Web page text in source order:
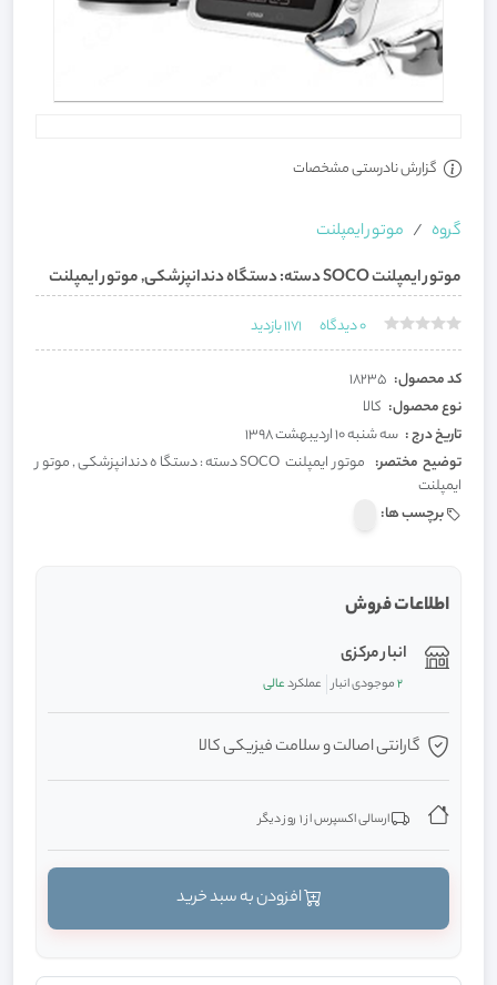
گزارش نادرستی مشخصات
گروه
موتور ایمپلنت
موتور ایمپلنت SOCO دسته: دستگاه دندانپزشکی, موتور ایمپلنت
0دیدگاه 1171بازدید
کد محصول: 18235
نوع محصول: کالا
تاریخ درج : سه شنبه 10 اردیبهشت 1398
توضیح مختصر:
موتور ایمپلنت SOCO دسته: دستگاه دندانپزشکی, موتور
ایمپلنت
برچسب ها:
اطلاعات فروش
انبار مرکزی
2موجودی انبار عملکردعالی
گارانتی اصالت و سلامت فیزیکی کالا
ارسالی اکسپرس از 1 روز دیگر